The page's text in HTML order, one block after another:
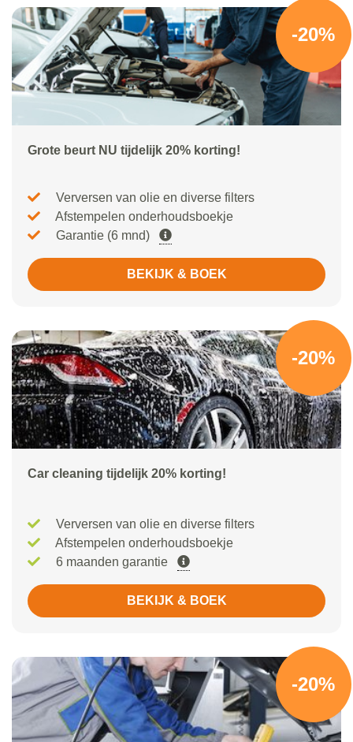
-20%
Grote beurt NU tijdelijk 20% korting!
Verversen van olie en diverse filters
Afstempelen onderhoudsboekje
Garantie (6 mnd)
BEKIJK & BOEK
-20%
Car cleaning tijdelijk 20% korting!
Verversen van olie en diverse filters
Afstempelen onderhoudsboekje
6 maanden garantie
BEKIJK & BOEK
-20%